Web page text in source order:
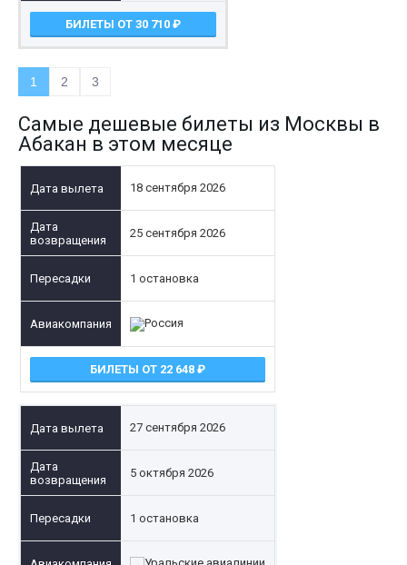
БИЛЕТЫ ОТ 30 710
1 2 3
Самые дешевые билеты из Москвы в
Абакан в этом месяце
18 сентября 2026
25 сентября 2026
1 остановка
БИЛЕТЫ ОТ 22 648
27 сентября 2026
5 октября 2026
1 остановка